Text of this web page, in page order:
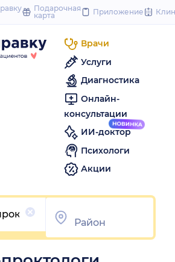
to
Закрыть
Подарочная
карта
Приложение
Врачи
Услуги
Диагностика
Онлайн-
консультации
ИИ-доктор
Психологи
Акции